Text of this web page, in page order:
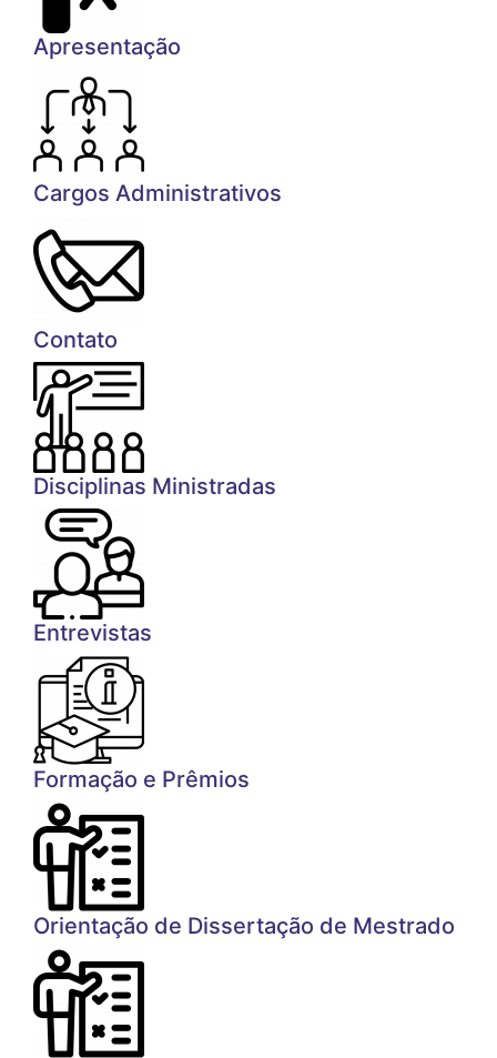
Apresentação
Cargos Administrativos
Contato
Disciplinas Ministradas
Entrevistas
Formação e Prêmios
Orientação de Dissertação de Mestrado